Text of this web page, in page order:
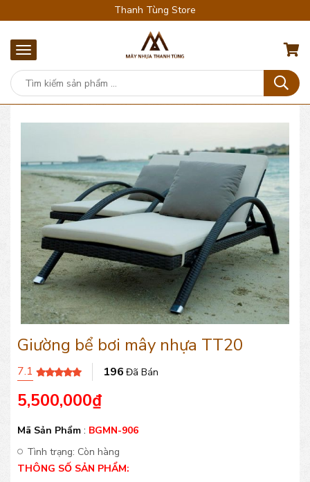
Thanh Tùng Store
Giường bể bơi mây nhựa TT20
7.1 196 Đã Bán
5,500,000₫
Mã Sản Phẩm : BGMN-906
Tình trạng: Còn hàng
THÔNG SỐ SẢN PHẨM: